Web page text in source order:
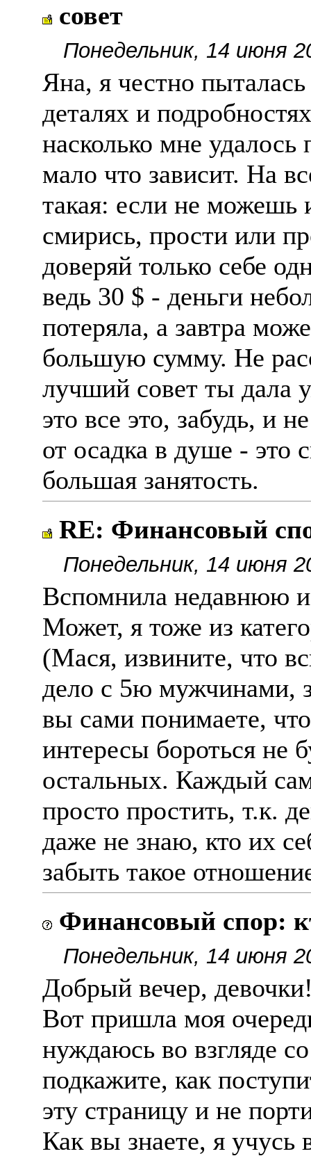
совет
Понедельник, 14 июня
Яна, я честно
деталях и
насколько мне
мало что зависит. На
такая: если не можешь
смирись, прости или
доверяй только себе
ведь 30 $ - деньги
потеряла, а завтра
большую сумму. Не
лучший совет ты дала
это все это, забудь, и
от осадка в душе - это
большая занятость.
RE: Финансовый
Понедельник, 14 июня
Вспомнила недавнюю
Может, я тоже из
(Мася, извините, что
дело с 5ю мужчинами,
вы сами понимаете,
интересы бороться не
остальных. Каждый
просто простить, т.к.
даже не знаю, кто их
забыть такое
Финансовый спор:
Понедельник, 14 июня
Добрый вечер,
Вот пришла моя
нуждаюсь во взгляде
подкажите, как
эту страницу и не
Как вы знаете, я